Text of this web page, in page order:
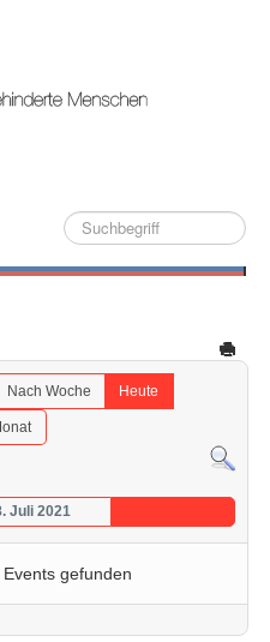
Suche
Nach Woche Heute
Juli 2021
gefunden